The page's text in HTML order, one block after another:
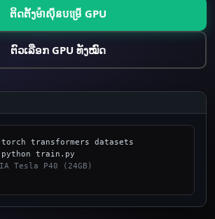
ຕິດຕັ້ງ​ម៉ាស៊ីន​បម្រើ GPU
ຕົວເລືອກ GPU ທັງໝົດ
transformers datasets
Tesla P40 (24GB)